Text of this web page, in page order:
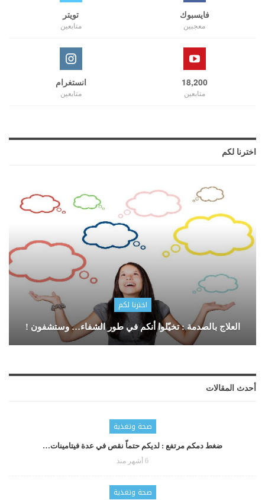
فايسبوك
معجبين
تويتر
متابعين
18,200
متابعين
انستغرام
متابعين
اخترنا لكم
اخترنا لكم
العلاج بالصدمة : تخيّلوا أنكم في طور الشفاء… وستشفون !
أحدث المقالات
صحة وتغذية
ضغط دمكم مرتفع : لديكم حتماّ نقص في عدة فيتامينات…
6 أشهر منذ
صحة وتغذية